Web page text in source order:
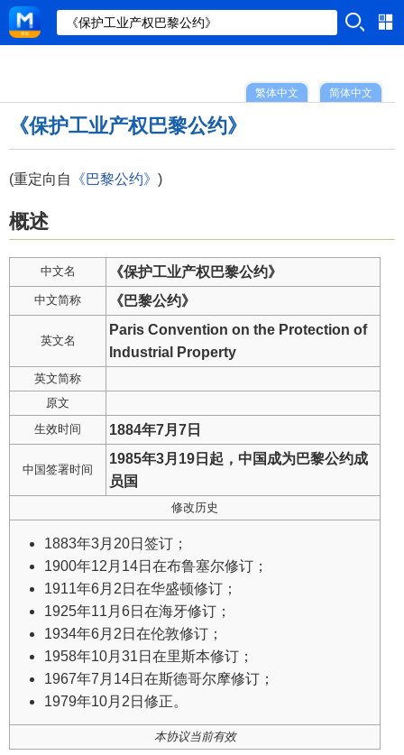
简体中文
繁体中文
《保护工业产权巴黎公约》
(重定向自 《巴黎公约》 )
概述
中文名 《保护工业产权巴黎公约》
中文简称 《巴黎公约》
英文名
Paris Convention on the Protection of
Industrial Property
英文简称
原文
生效时间
1884年7月7日
中国签署时间
1985年3月19日起，中国成为巴黎公约成
员国
修改历史
1883年3月20日签订；
1900年12月14日在布鲁塞尔修订；
1911年6月2日在华盛顿修订；
1925年11月6日在海牙修订；
1934年6月2日在伦敦修订；
1958年10月31日在里斯本修订；
1967年7月14日在斯德哥尔摩修订；
1979年10月2日修正。
本协议当前有效